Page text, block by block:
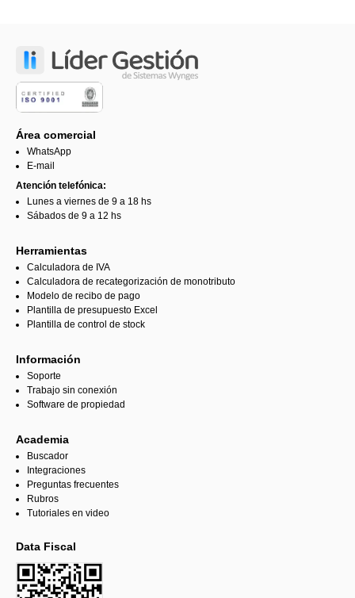
Área comercial
WhatsApp
E-mail
Atención telefónica:
Lunes a viernes de 9 a 18 hs
Sábados de 9 a 12 hs
Herramientas
Calculadora de IVA
Calculadora de recategorización de monotributo
Modelo de recibo de pago
Plantilla de presupuesto Excel
Plantilla de control de stock
Información
Soporte
Trabajo sin conexión
Software de propiedad
Academia
Buscador
Integraciones
Preguntas frecuentes
Rubros
Tutoriales en video
Data Fiscal